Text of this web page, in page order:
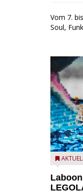
Vom 7.
Soul,
Laboon